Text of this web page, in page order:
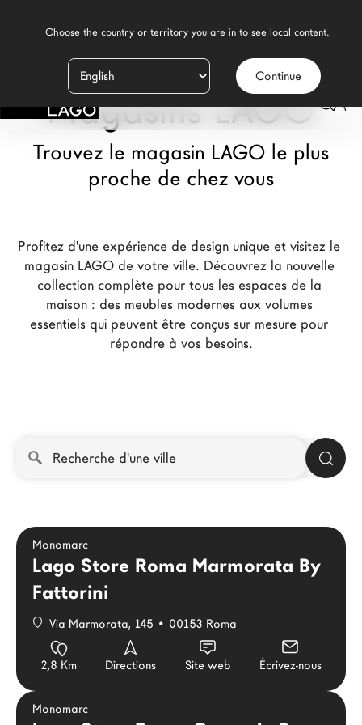
Continue
Produits
Inspiration
Configurateur
Magasins
Nouveaux Produits MDW26
Promotions
Press
Language
Magasins LAGO
Trouvez le magasin LAGO le plus
proche de chez vous
Profitez d'une expérience de design unique et visitez le
magasin LAGO de votre ville. Découvrez la nouvelle
collection complète pour tous les espaces de la
maison : des meubles modernes aux volumes
essentiels qui peuvent être conçus sur mesure pour
répondre à vos besoins.
Monomarc
Lago Store Roma Marmorata By
Fattorini
Via Marmorata, 145 • 00153 Roma
2,8 Km Directions Site web Écrivez-nous
Monomarc